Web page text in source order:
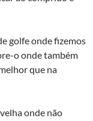
golfe onde fizemos
o onde também
que na
onde não